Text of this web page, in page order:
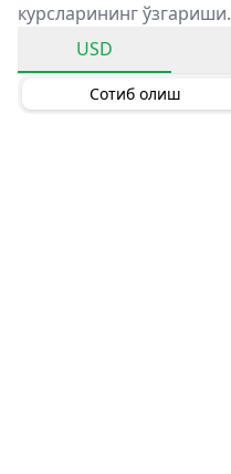
курсларининг ўзгариши.
USD
Сотиб олиш